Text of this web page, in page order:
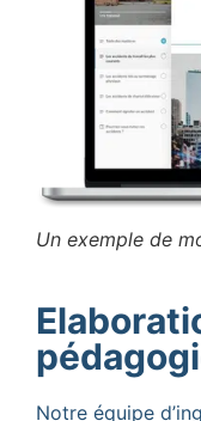
Un exemple de
Notre équipe